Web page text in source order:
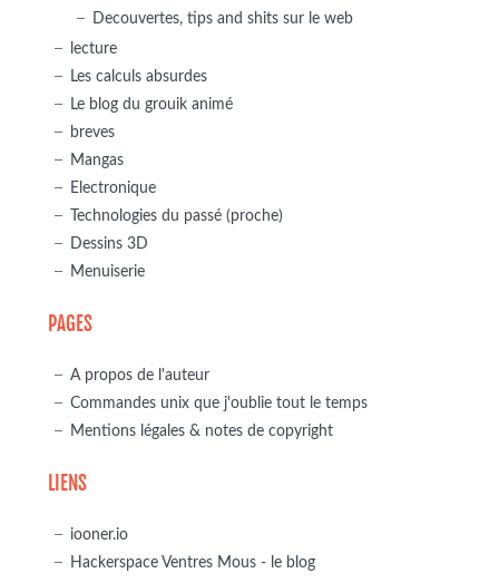
Decouvertes, tips and shits sur le web
lecture
Les calculs absurdes
Le blog du grouik animé
breves
Mangas
Electronique
Technologies du passé (proche)
Dessins 3D
Menuiserie
PAGES
A propos de l'auteur
Commandes unix que j'oublie tout le temps
Mentions légales & notes de copyright
LIENS
iooner.io
Hackerspace Ventres Mous - le blog